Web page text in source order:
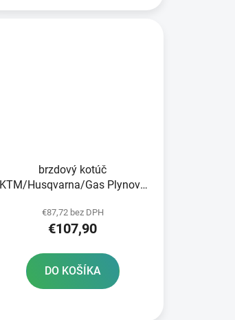
brzdový kotúč
KTM/Husqvarna/Gas Plynové
€87,72 bez DPH
€107,90
DO KOŠÍKA